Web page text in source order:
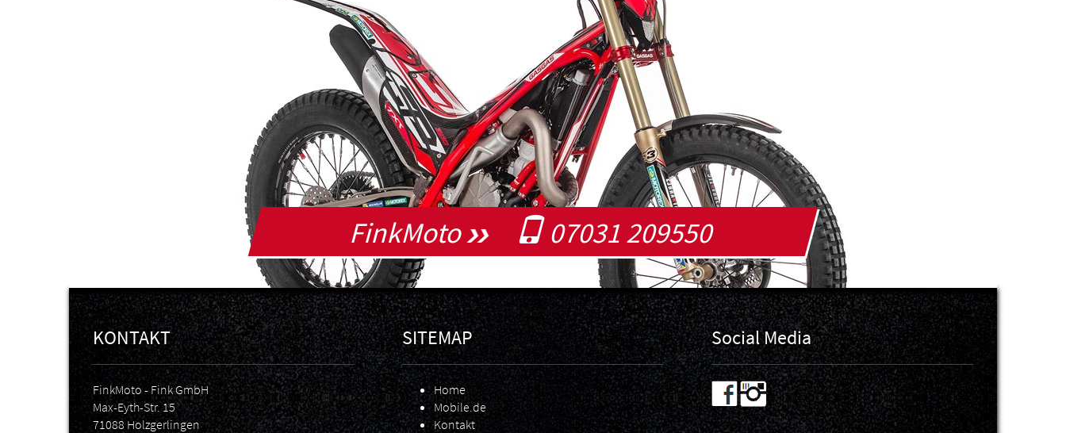
FinkMoto 07031 209550
KONTAKT
FinkMoto - Fink GmbH
Max-Eyth-Str. 15
71088 Holzgerlingen
SITEMAP
Home
Mobile.de
Kontakt
Social Media